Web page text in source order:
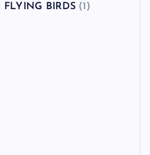
FLYING BIRDS(1)